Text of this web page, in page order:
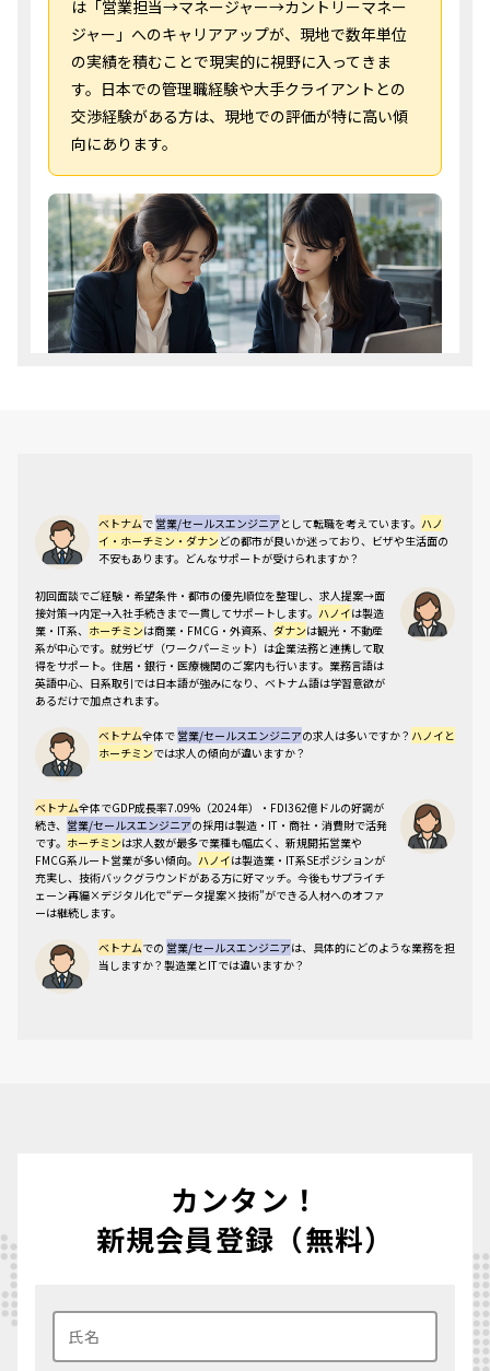
は「営業担当→マネージャー→カントリーマネー
ジャー」へのキャリアアップが、現地で数年単位
の実績を積むことで現実的に視野に入ってきま
す。日本での管理職経験や大手クライアントとの
交渉経験がある方は、現地での評価が特に高い傾
向にあります。
ン・ダナンの営業求人特性
目指す場合、勤務都市によって求人の質・量・業界特
性が大きく異なります。日系企業の進出が集中するハ
ノイ・ホーチミンと、中部の中堅都市ダナンの3拠点
について、転職市場の実態を整理します。
ハノイ（北部）
IT・テック企業の集積地
政府系・公共プロジェクトが多い
日系製造業メーカーの拠点が多い
技術提案型のセールスエンジニア需
要が大きい
生活費はホーチミンよりやや低め
FMCG・小売・サービス業が豊富
新規開拓営業のポジションが多い
インセンティブ重視の報酬設計
ベトナムで 営業/セールスエンジニア として転職を考えています。 ハノ
イ・ホーチミン・ダナン どの都市が良いか迷っており、ビザや生活面の
不安もあります。どんなサポートが受けられますか？
初回面談でご経験・希望条件・都市の優先順位を整理し、求人提案→面
接対策→内定→入社手続きまで一貫してサポートします。 ハノイは製造
業・IT系、 ホーチミンは商業・FMCG・外資系、 ダナンは観光・不動産
系が中心です。就労ビザ（ワークパーミット）は企業法務と連携して取
得をサポート。住居・銀行・医療機関のご案内も行います。業務言語は
英語中心、日系取引では日本語が強みになり、 ベトナム語は学習意欲が
あるだけで加点されます。
ベトナム全体で 営業/セールスエンジニアの求人は多いですか？ ハノイと
ホーチミンでは求人の傾向が違いますか？
ベトナム全体でGDP成長率7.09%（2024年）・FDI362億ドルの好調が
続き、 営業/セールスエンジニアの採用は製造・IT・商社・消費財で活発
です。 ホーチミンは求人数が最多で業種も幅広く、新規開拓営業や
FMCG系ルート営業が多い傾向。 ハノイは製造業・IT系SEポジションが
充実し、技術バックグラウンドがある方に好マッチ。今後もサプライチ
ェーン再編×デジタル化で“データ提案×技術”ができる人材へのオファ
ーは継続します。
ベトナムでの 営業/セールスエンジニアは、具体的にどのような業務を担
当しますか？製造業とITでは違いますか？
英語はTOEIC 600点以上（外資系は730点〜）が目安ですが、読み書き
会議・交渉での会話力を重視。日本語が強みになる日系企業も多
ベトナム語は必須ではなく学習意欲があれば加点。スキルは提案設
ます。
カンタン！
新規会員登録（無料）